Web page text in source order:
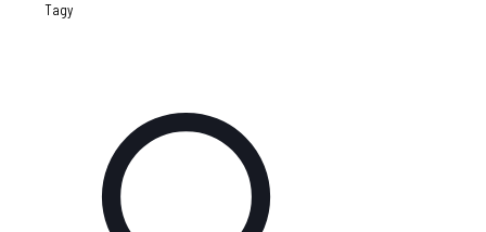
Tagy